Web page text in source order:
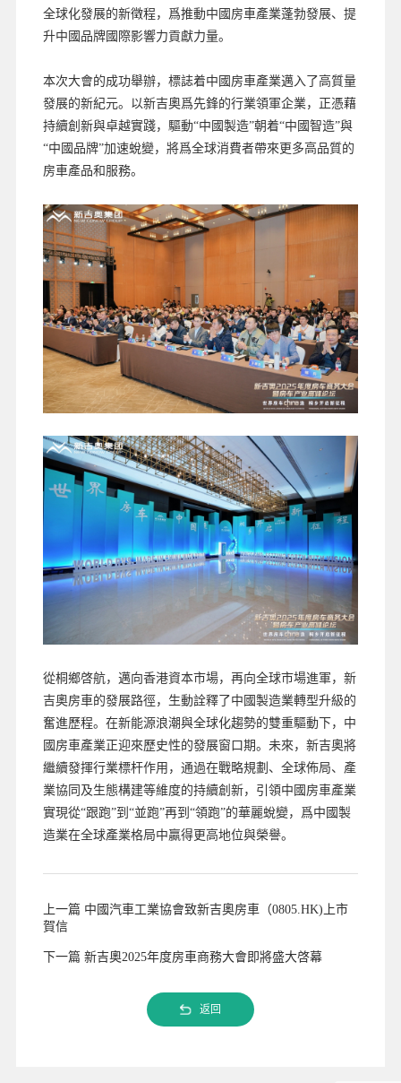
全球化發展的新徵程，爲推動中國房車產業蓬勃發展、提
升中國品牌國際影響力貢獻力量。
本次大會的成功舉辦，標誌着中國房車產業邁入了高質量
發展的新紀元。以新吉奧爲先鋒的行業領軍企業，正憑藉
持續創新與卓越實踐，驅動“中國製造”朝着“中國智造”與
“中國品牌”加速蛻變，將爲全球消費者帶來更多高品質的
房車產品和服務。
從桐鄉啓航，邁向香港資本市場，再向全球市場進軍，新
吉奧房車的發展路徑，生動詮釋了中國製造業轉型升級的
奮進歷程。在新能源浪潮與全球化趨勢的雙重驅動下，中
國房車產業正迎來歷史性的發展窗口期。未來，新吉奧將
繼續發揮行業標杆作用，通過在戰略規劃、全球佈局、產
業協同及生態構建等維度的持續創新，引領中國房車產業
實現從“跟跑”到“並跑”再到“領跑”的華麗蛻變，爲中國製
造業在全球產業格局中贏得更高地位與榮譽。
上一篇 中國汽車工業協會致新吉奧房車（0805.HK)上市
賀信
下一篇 新吉奧2025年度房車商務大會即將盛大啓幕
返回